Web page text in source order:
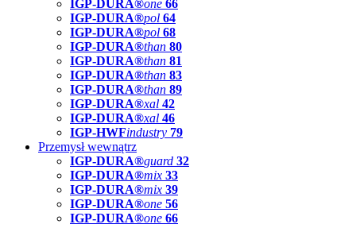
IGP-DURA®one 66
IGP-DURA®pol 64
IGP-DURA®pol 68
IGP-DURA®than 80
IGP-DURA®than 81
IGP-DURA®than 83
IGP-DURA®than 89
IGP-DURA®xal 42
IGP-DURA®xal 46
IGP-HWFindustry 79
Przemysł wewnątrz
IGP-DURA®guard 32
IGP-DURA®mix 33
IGP-DURA®mix 39
IGP-DURA®one 56
IGP-DURA®one 66